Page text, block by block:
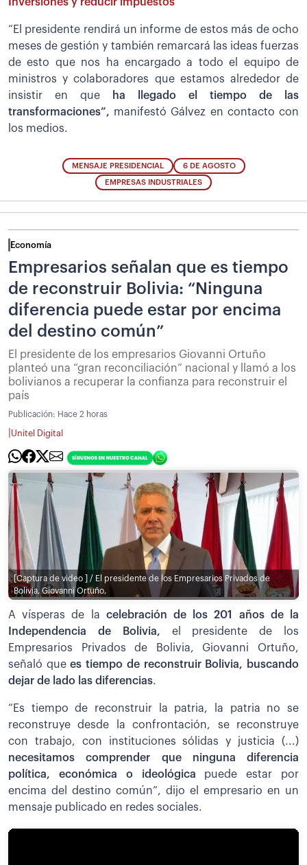
“El presidente rendirá un informe de estos más de ocho
meses de gestión y también remarcará las ideas fuerzas
de esto que nos ha encargado a todo el equipo de
ministros y colaboradores que estamos alrededor de
insistir en que ha llegado el tiempo de las
transformaciones”, manifestó Gálvez en contacto con
los medios.
MENSAJE PRESIDENCIAL 6 DE AGOSTO
EMPRESAS INDUSTRIALES
Economía
Empresarios señalan que es tiempo
de reconstruir Bolivia: “Ninguna
diferencia puede estar por encima
del destino común”
El presidente de los empresarios Giovanni Ortuño
planteó una “gran reconciliación” nacional y llamó a los
bolivianos a recuperar la confianza para reconstruir el
país
Publicación: Hace 2 horas
Unitel Digital
[Captura de video ] / El presidente de los Empresarios Privados de
Bolivia, Giovanni Ortuño,
A vísperas de la celebración de los 201 años de la
Independencia de Bolivia, el presidente de los
Empresarios Privados de Bolivia, Giovanni Ortuño,
señaló quees tiempo de reconstruir Bolivia, buscando
dejar de lado las diferencias.
“Es tiempo de reconstruir la patria, la patria no se
reconstruye desde la confrontación, se reconstruye
con trabajo, con instituciones sólidas y justicia (...)
necesitamos comprender que ninguna diferencia
política, económica o ideológica puede estar por
encima del destino común”, dijo el empresario en un
mensaje publicado en redes sociales.